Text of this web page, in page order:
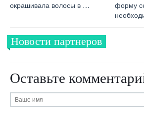
окрашивала волосы в …
форму
Новости партнеров
Оставьте